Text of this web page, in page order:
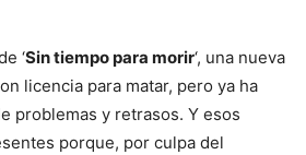
‘Sin tiempo para morir‘, una nueva
licencia para matar, pero ya ha
problemas y retrasos. Y esos
porque, por culpa del